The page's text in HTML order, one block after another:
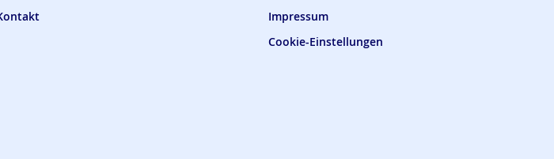
Impressum
Cookie-Einstellungen